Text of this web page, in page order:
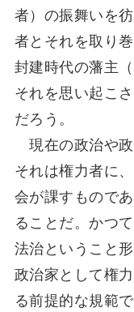
者）の振舞いを
者とそれを取り
封建時代の藩主
それを思い起こ
だろう。
現在の政治や政
それは権力者に
会が課すもので
ることだ。かつ
法治ということ
政治家として権
る前提的な規範